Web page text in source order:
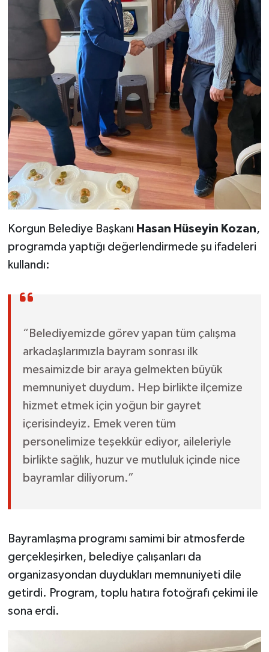
Korgun Belediye Başkanı Hasan Hüseyin Kozan,
programda yaptığı değerlendirmede şu ifadeleri
kullandı:
“Belediyemizde görev yapan tüm çalışma
arkadaşlarımızla bayram sonrası ilk
mesaimizde bir araya gelmekten büyük
memnuniyet duydum. Hep birlikte ilçemize
hizmet etmek için yoğun bir gayret
içerisindeyiz. Emek veren tüm
personelimize teşekkür ediyor, aileleriyle
birlikte sağlık, huzur ve mutluluk içinde nice
bayramlar diliyorum.”
Bayramlaşma programı samimi bir atmosferde
gerçekleşirken, belediye çalışanları da
organizasyondan duydukları memnuniyeti dile
getirdi. Program, toplu hatıra fotoğrafı çekimi ile
sona erdi.